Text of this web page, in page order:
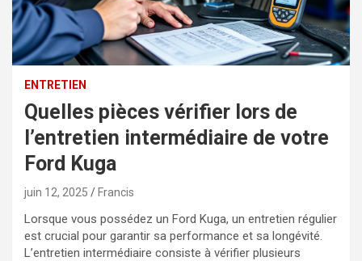
ENTRETIEN
Quelles pièces vérifier lors de
l’entretien intermédiaire de votre
Ford Kuga
juin 12, 2025 Francis
Lorsque vous possédez un Ford Kuga, un entretien régulier
est crucial pour garantir sa performance et sa longévité.
L’entretien intermédiaire consiste à vérifier plusieurs